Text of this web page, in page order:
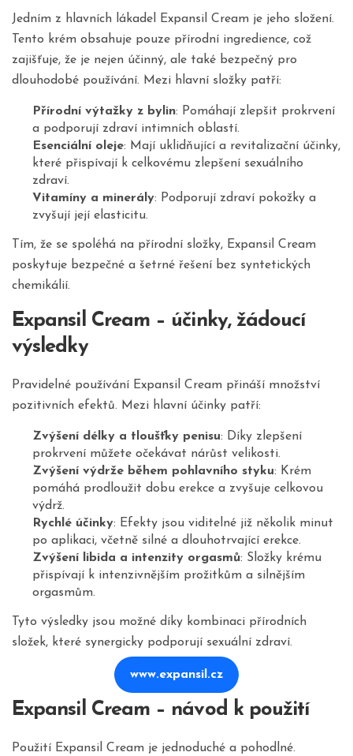
Jedním z hlavních lákadel Expansil Cream je jeho složení.
Tento krém obsahuje pouze přírodní ingredience, což
zajišťuje, že je nejen účinný, ale také bezpečný pro
dlouhodobé používání. Mezi hlavní složky patří:
Přírodní výtažky z bylin: Pomáhají zlepšit prokrvení
a podporují zdraví intimních oblastí.
Esenciální oleje: Mají uklidňující a revitalizační účinky,
které přispívají k celkovému zlepšení sexuálního
zdraví.
Vitamíny a minerály: Podporují zdraví pokožky a
zvyšují její elasticitu.
Tím, že se spoléhá na přírodní složky, Expansil Cream
poskytuje bezpečné a šetrné řešení bez syntetických
chemikálií.
Expansil Cream – účinky, žádoucí
výsledky
Pravidelné používání Expansil Cream přináší množství
pozitivních efektů. Mezi hlavní účinky patří:
Zvýšení délky a tloušťky penisu: Díky zlepšení
prokrvení můžete očekávat nárůst velikosti.
Zvýšení výdrže během pohlavního styku: Krém
pomáhá prodloužit dobu erekce a zvyšuje celkovou
výdrž.
Rychlé účinky: Efekty jsou viditelné již několik minut
po aplikaci, včetně silné a dlouhotrvající erekce.
Zvýšení libida a intenzity orgasmů: Složky krému
přispívají k intenzivnějším prožitkům a silnějším
orgasmům.
Tyto výsledky jsou možné díky kombinaci přírodních
složek, které synergicky podporují sexuální zdraví.
www.expansil.cz
Expansil Cream – návod k použití
Použití Expansil Cream je jednoduché a pohodlné.